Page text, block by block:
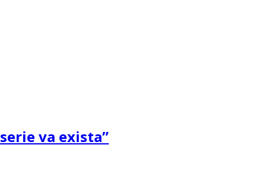
va exista”